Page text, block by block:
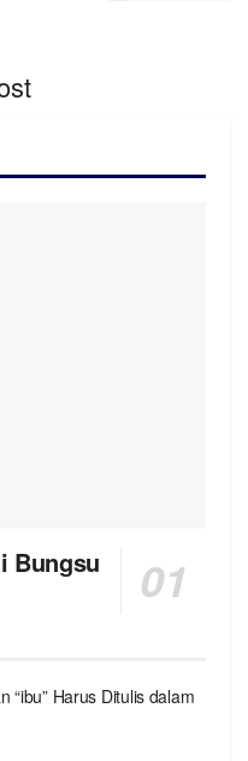
Bungsu
“ibu” Harus Ditulis dalam